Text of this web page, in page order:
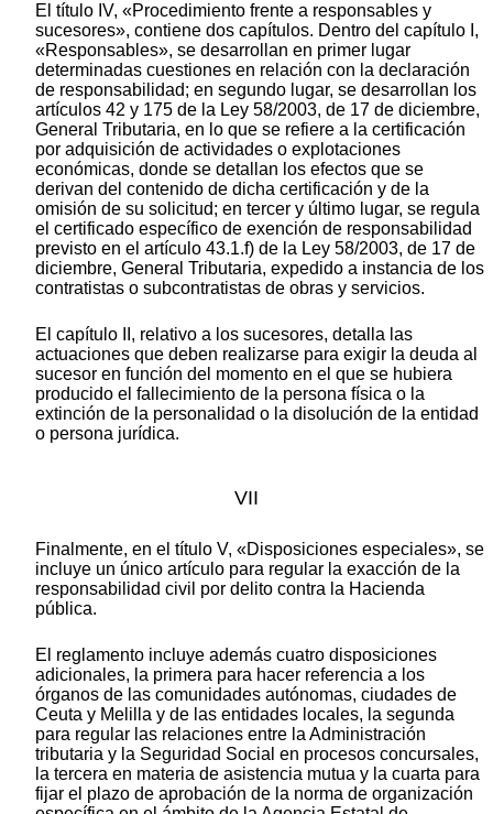
El título IV, «Procedimiento frente a responsables y
sucesores», contiene dos capítulos. Dentro del capítulo I,
«Responsables», se desarrollan en primer lugar
determinadas cuestiones en relación con la declaración
de responsabilidad; en segundo lugar, se desarrollan los
artículos 42 y 175 de la Ley 58/2003, de 17 de diciembre,
General Tributaria, en lo que se refiere a la certificación
por adquisición de actividades o explotaciones
económicas, donde se detallan los efectos que se
derivan del contenido de dicha certificación y de la
omisión de su solicitud; en tercer y último lugar, se regula
el certificado específico de exención de responsabilidad
previsto en el artículo 43.1.f) de la Ley 58/2003, de 17 de
diciembre, General Tributaria, expedido a instancia de los
contratistas o subcontratistas de obras y servicios.
El capítulo II, relativo a los sucesores, detalla las
actuaciones que deben realizarse para exigir la deuda al
sucesor en función del momento en el que se hubiera
producido el fallecimiento de la persona física o la
extinción de la personalidad o la disolución de la entidad
o persona jurídica.
VII
Finalmente, en el título V, «Disposiciones especiales», se
incluye un único artículo para regular la exacción de la
responsabilidad civil por delito contra la Hacienda
pública.
El reglamento incluye además cuatro disposiciones
adicionales, la primera para hacer referencia a los
órganos de las comunidades autónomas, ciudades de
Ceuta y Melilla y de las entidades locales, la segunda
para regular las relaciones entre la Administración
tributaria y la Seguridad Social en procesos concursales,
la tercera en materia de asistencia mutua y la cuarta para
fijar el plazo de aprobación de la norma de organización